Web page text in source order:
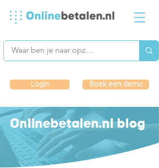
Login Boek een demo
Onlinebetalen.nl blog